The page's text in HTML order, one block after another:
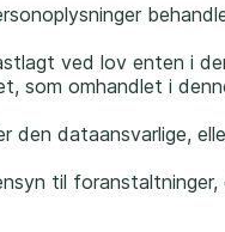
ved lov enten i
som omhandlet i
den dataansvarlige,
til